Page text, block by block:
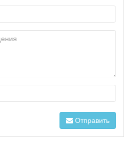
Отправить